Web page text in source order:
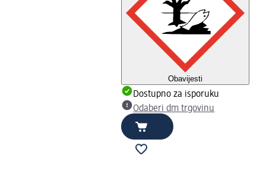
Obavijesti
Dostupno za isporuku
Odaberi dm trgovinu